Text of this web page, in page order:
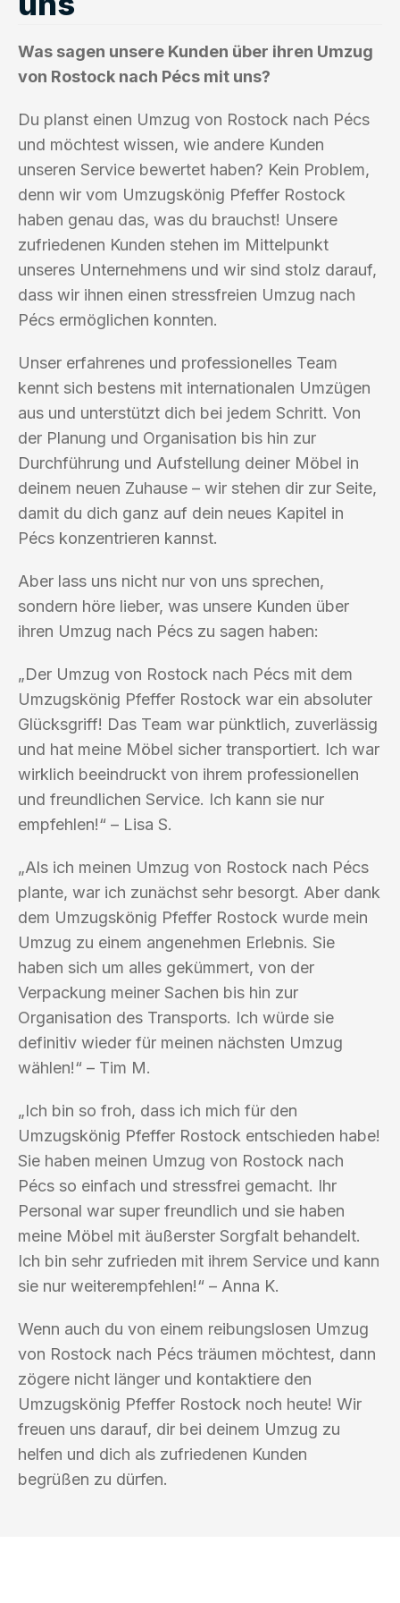
Was sagen unsere Kunden über ihren Umzug
von Rostock nach Pécs mit uns?
Du planst einen Umzug von Rostock nach Pécs
und möchtest wissen, wie andere Kunden
unseren Service bewertet haben? Kein Problem,
denn wir vom Umzugskönig Pfeffer Rostock
haben genau das, was du brauchst! Unsere
zufriedenen Kunden stehen im Mittelpunkt
unseres Unternehmens und wir sind stolz darauf,
dass wir ihnen einen stressfreien Umzug nach
Pécs ermöglichen konnten.
Unser erfahrenes und professionelles Team
kennt sich bestens mit internationalen Umzügen
aus und unterstützt dich bei jedem Schritt. Von
der Planung und Organisation bis hin zur
Durchführung und Aufstellung deiner Möbel in
deinem neuen Zuhause – wir stehen dir zur Seite,
damit du dich ganz auf dein neues Kapitel in
Pécs konzentrieren kannst.
Aber lass uns nicht nur von uns sprechen,
sondern höre lieber, was unsere Kunden über
ihren Umzug nach Pécs zu sagen haben:
„Der Umzug von Rostock nach Pécs mit dem
Umzugskönig Pfeffer Rostock war ein absoluter
Glücksgriff! Das Team war pünktlich, zuverlässig
und hat meine Möbel sicher transportiert. Ich war
wirklich beeindruckt von ihrem professionellen
und freundlichen Service. Ich kann sie nur
empfehlen!“ – Lisa S.
„Als ich meinen Umzug von Rostock nach Pécs
plante, war ich zunächst sehr besorgt. Aber dank
dem Umzugskönig Pfeffer Rostock wurde mein
Umzug zu einem angenehmen Erlebnis. Sie
haben sich um alles gekümmert, von der
Verpackung meiner Sachen bis hin zur
Organisation des Transports. Ich würde sie
definitiv wieder für meinen nächsten Umzug
wählen!“ – Tim M.
„Ich bin so froh, dass ich mich für den
Umzugskönig Pfeffer Rostock entschieden habe!
Sie haben meinen Umzug von Rostock nach
Pécs so einfach und stressfrei gemacht. Ihr
Personal war super freundlich und sie haben
meine Möbel mit äußerster Sorgfalt behandelt.
Ich bin sehr zufrieden mit ihrem Service und kann
sie nur weiterempfehlen!“ – Anna K.
Wenn auch du von einem reibungslosen Umzug
von Rostock nach Pécs träumen möchtest, dann
zögere nicht länger und kontaktiere den
Umzugskönig Pfeffer Rostock noch heute! Wir
freuen uns darauf, dir bei deinem Umzug zu
helfen und dich als zufriedenen Kunden
begrüßen zu dürfen.